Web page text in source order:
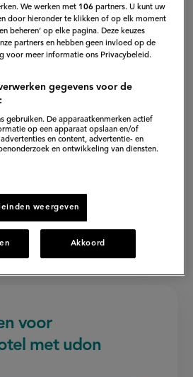
voor
met udon
We werken met 106 partners. U kunt uw
door hieronder te klikken of op elk moment
beheren’ op elke pagina. Deze keuzes
partners en hebben geen invloed op de
voor meer informatie ons Privacybeleid.
gegevens voor de
gebruiken. De apparaatkenmerken actief
op een apparaat opslaan en/of
en content, advertentie- en
en ontwikkeling van diensten.
weergeven
Akkoord